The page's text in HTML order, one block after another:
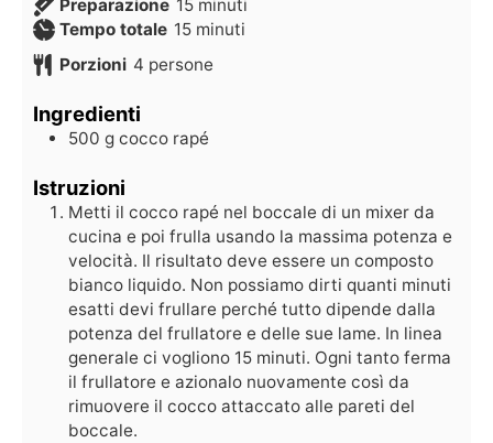
Preparazione 15 minuti
Tempo totale 15 minuti
Porzioni 4 persone
Ingredienti
500 g cocco rapé
Istruzioni
Metti il cocco rapé nel boccale di un mixer da
cucina e poi frulla usando la massima potenza e
velocità. Il risultato deve essere un composto
bianco liquido. Non possiamo dirti quanti minuti
esatti devi frullare perché tutto dipende dalla
potenza del frullatore e delle sue lame. In linea
generale ci vogliono 15 minuti. Ogni tanto ferma
il frullatore e azionalo nuovamente così da
rimuovere il cocco attaccato alle pareti del
boccale.